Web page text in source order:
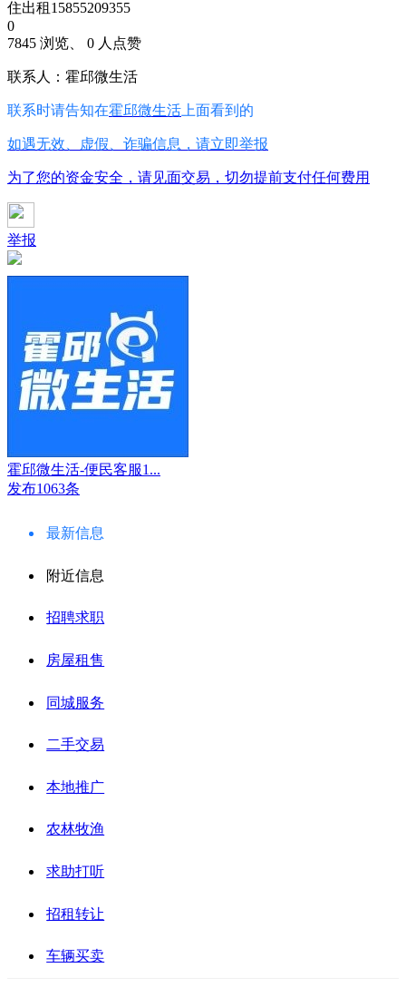
住出租15855209355
0
7845 浏览、 0 人点赞
联系人：霍邱微生活
联系时请告知在霍邱微生活 上面看到的
如遇无效、虚假、诈骗信息，请立即举报
为了您的资金安全，请见面交易，切勿提前支付任何费用
举报
霍邱微生活-便民客服1...
发布1063条
最新信息
附近信息
招聘求职
房屋租售
同城服务
二手交易
本地推广
农林牧渔
求助打听
招租转让
车辆买卖